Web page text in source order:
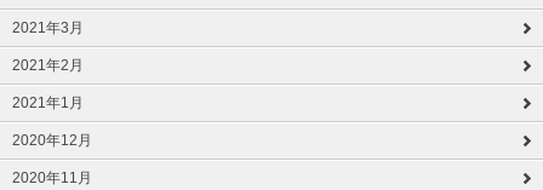
2021年3月
2021年2月
2021年1月
2020年12月
2020年11月